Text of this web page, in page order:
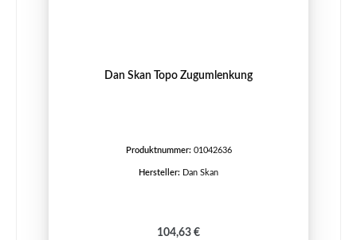
Dan Skan Topo Zugumlenkung
Produktnummer: 01042636
Hersteller: Dan Skan
Regulärer Preis:
104,63 €